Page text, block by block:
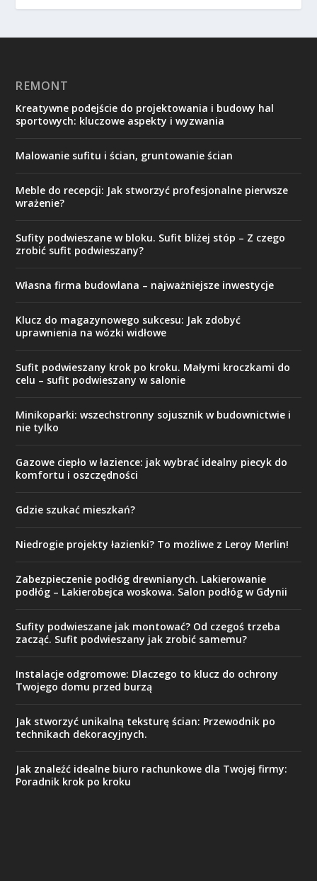
REMONT
Kreatywne podejście do projektowania i budowy hal
sportowych: kluczowe aspekty i wyzwania
Malowanie sufitu i ścian, gruntowanie ścian
Meble do recepcji: Jak stworzyć profesjonalne pierwsze
wrażenie?
Sufity podwieszane w bloku. Sufit bliżej stóp – Z czego
zrobić sufit podwieszany?
Własna firma budowlana – najważniejsze inwestycje
Klucz do magazynowego sukcesu: Jak zdobyć
uprawnienia na wózki widłowe
Sufit podwieszany krok po kroku. Małymi kroczkami do
celu – sufit podwieszany w salonie
Minikoparki: wszechstronny sojusznik w budownictwie i
nie tylko
Gazowe ciepło w łazience: jak wybrać idealny piecyk do
komfortu i oszczędności
Gdzie szukać mieszkań?
Niedrogie projekty łazienki? To możliwe z Leroy Merlin!
Zabezpieczenie podłóg drewnianych. Lakierowanie
podłóg – Lakierobejca woskowa. Salon podłóg w Gdynii
Sufity podwieszane jak montować? Od czegoś trzeba
zacząć. Sufit podwieszany jak zrobić samemu?
Instalacje odgromowe: Dlaczego to klucz do ochrony
Twojego domu przed burzą
Jak stworzyć unikalną teksturę ścian: Przewodnik po
technikach dekoracyjnych.
Jak znaleźć idealne biuro rachunkowe dla Twojej firmy:
Poradnik krok po kroku